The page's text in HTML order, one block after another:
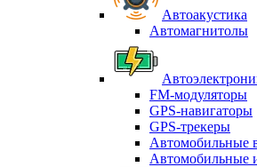
Автоакустика
Автомагнитолы
FM-модуляторы
GPS-навигаторы
GPS-трекеры
Автомобильные
Автомобильные